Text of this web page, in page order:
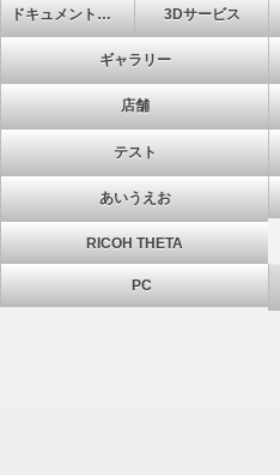
ドキュメントビュー 3Dサービス
ギャラリー
店舗
テスト
あいうえお
RICOH THETA
PC